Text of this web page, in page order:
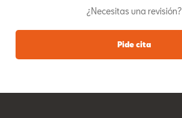
¿Necesitas una revisión?
Pide cita